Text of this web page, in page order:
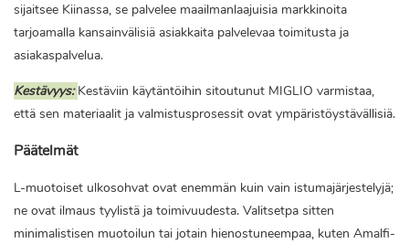
sijaitsee Kiinassa, se palvelee maailmanlaajuisia markkinoita
tarjoamalla kansainvälisiä asiakkaita palvelevaa toimitusta ja
asiakaspalvelua.
Kestävyys:Kestäviin käytäntöihin sitoutunut MIGLIO varmistaa,
että sen materiaalit ja valmistusprosessit ovat ympäristöystävällisiä.
Päätelmät
L-muotoiset ulkosohvat ovat enemmän kuin vain istumajärjestelyjä;
ne ovat ilmaus tyylistä ja toimivuudesta. Valitsetpa sitten
minimalistisen muotoilun tai jotain hienostuneempaa, kuten Amalfi-